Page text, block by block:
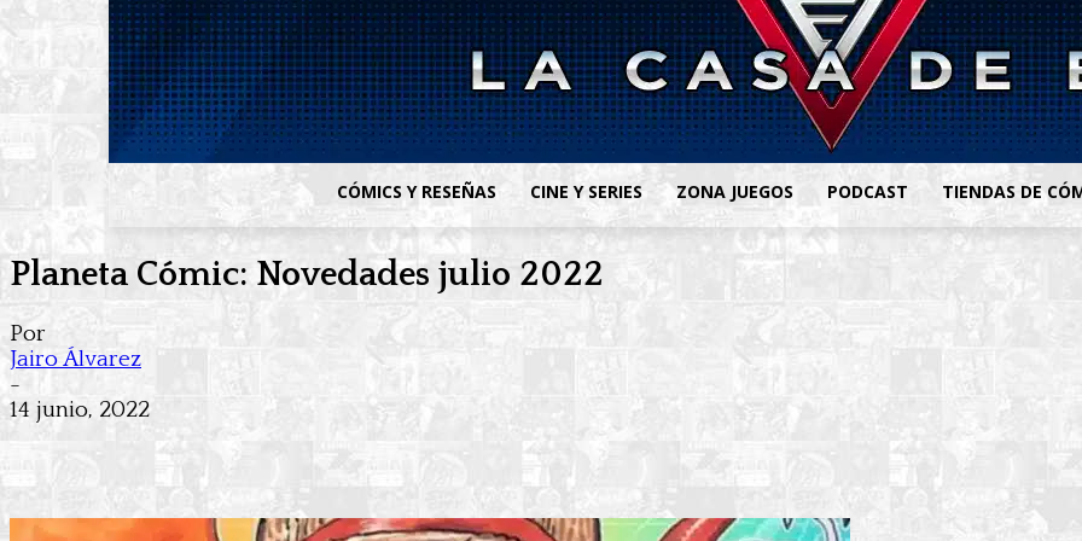
CÓMICS Y RESEÑAS CINE Y SERIES ZONA JUEGOS PODCAST TIENDAS DE
Planeta Cómic: Novedades julio 2022
Por
Jairo Álvarez
-
14 junio, 2022